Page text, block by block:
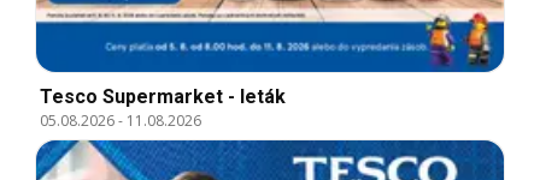
Tesco Supermarket - leták
05.08.2026- 11.08.2026